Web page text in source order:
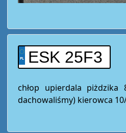
ESK 25F3
chłop upierdala
dachowaliśmy) kierowca